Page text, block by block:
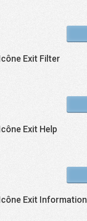
Exit Filter
Exit Help
Exit Information